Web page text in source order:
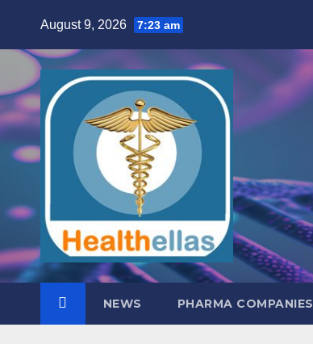
content
August 9, 2026 7:23 am
NEWS PHARMA COMPANIES